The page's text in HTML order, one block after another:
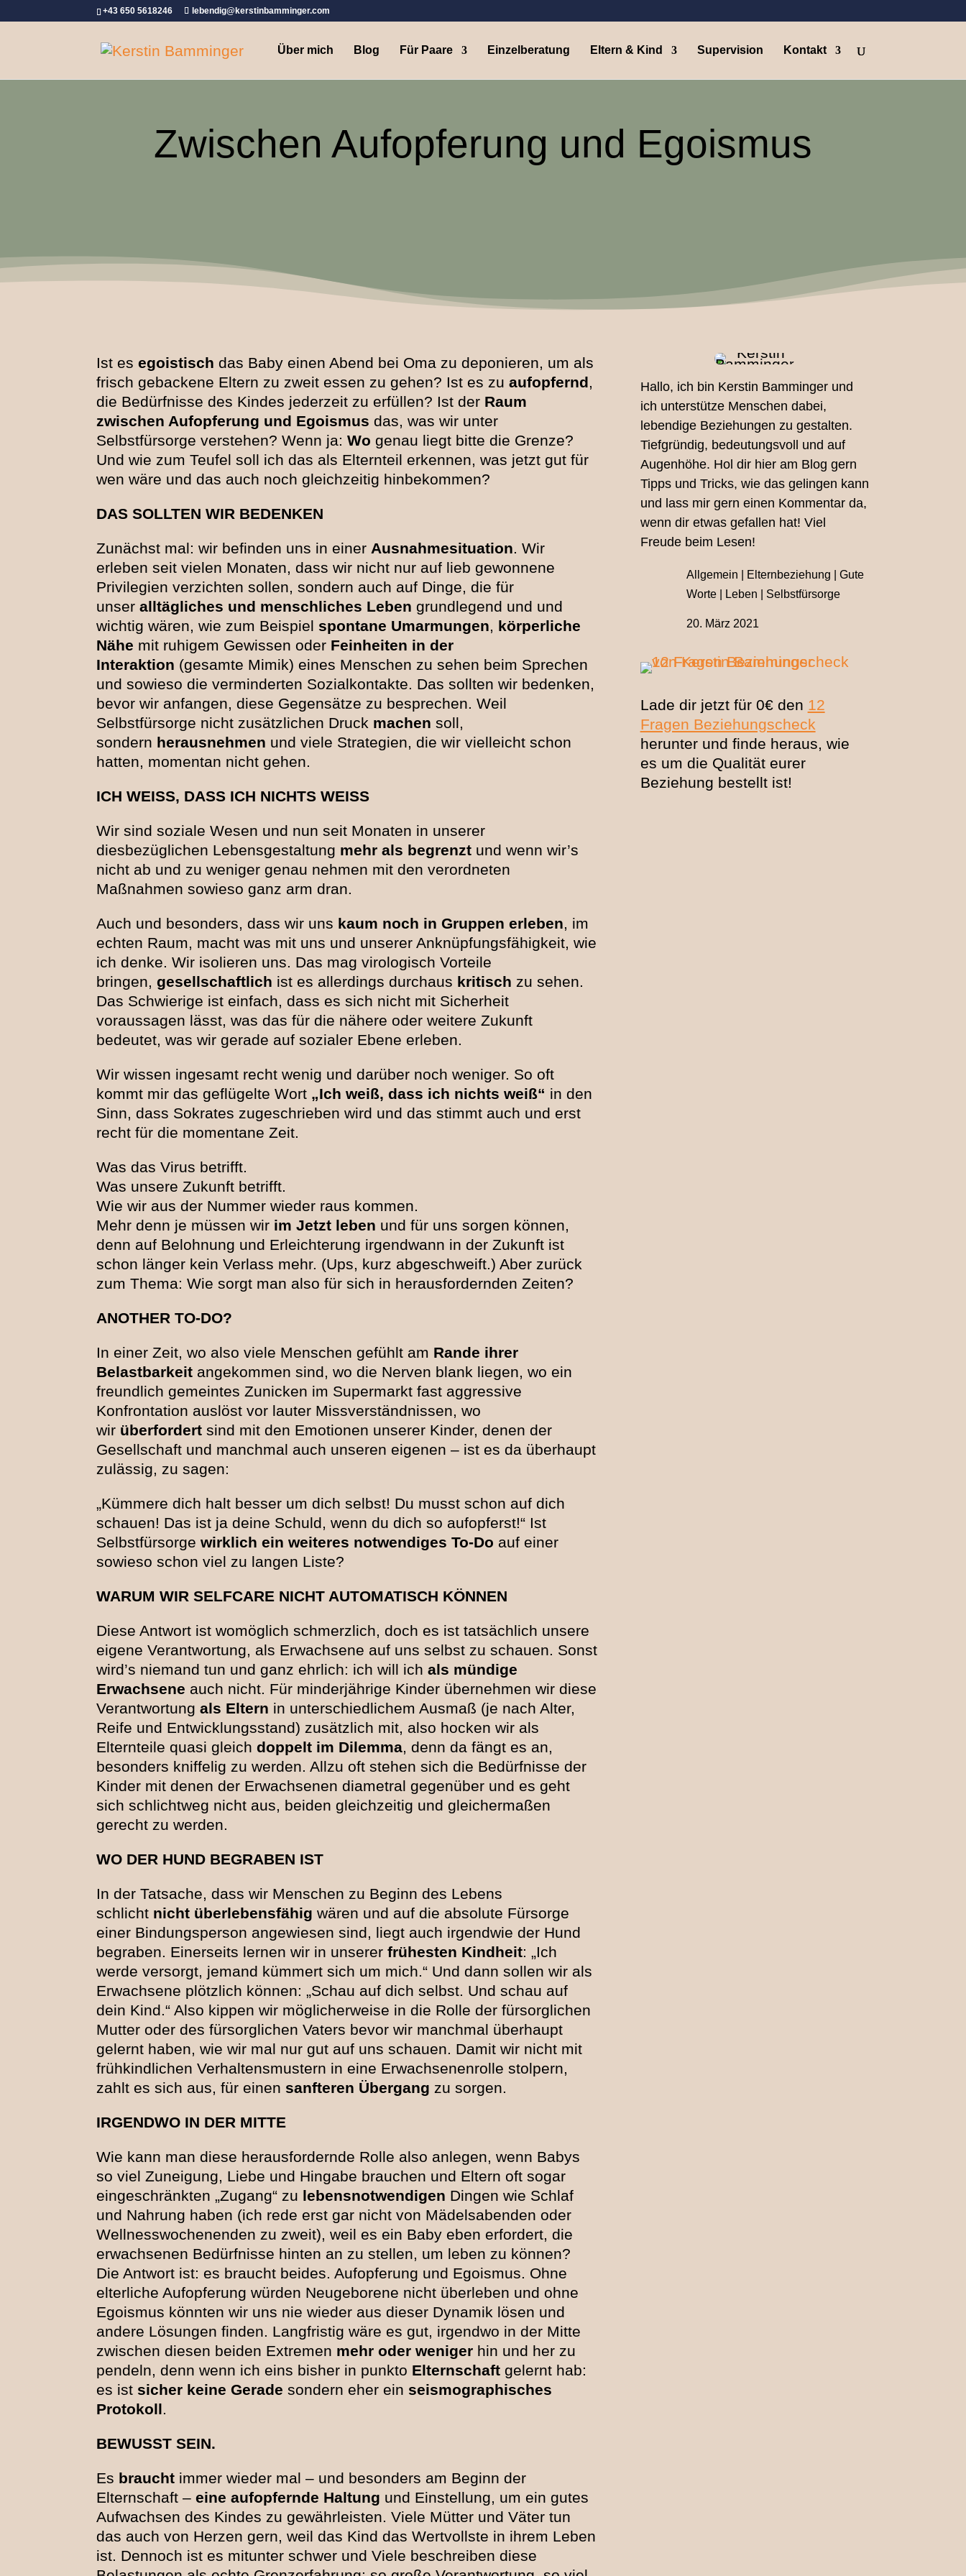
+43 650 5618246 lebendig@kerstinbamminger.com
Über mich Blog Für Paare Einzelberatung Eltern & Kind Supervision Kontakt
Zwischen Aufopferung und Egoismus
Ist esegoistisch das Baby einen Abend bei Oma zu deponieren, um als
frisch gebackene Eltern zu zweit essen zu gehen? Ist es zuaufopfernd,
die Bedürfnisse des Kindes jederzeit zu erfüllen? Ist der Raum
zwischen Aufopferung und Egoismus das, was wir unter
Selbstfürsorge verstehen? Wenn ja:Wo genau liegt bitte die Grenze?
Und wie zum Teufel soll ich das als Elternteil erkennen, was jetzt gut für
wen wäre und das auch noch gleichzeitig hinbekommen?
DAS SOLLTEN WIR BEDENKEN
Zunächst mal: wir befinden uns in einer Ausnahmesituation. Wir
erleben seit vielen Monaten, dass wir nicht nur auf lieb gewonnene
Privilegien verzichten sollen, sondern auch auf Dinge, die für
unseralltägliches und menschliches Leben grundlegend und und
wichtig wären, wie zum Beispiel spontane Umarmungen, körperliche
Nähe mit ruhigem Gewissen oder Feinheiten in der
Interaktion (gesamte Mimik) eines Menschen zu sehen beim Sprechen
und sowieso die verminderten Sozialkontakte. Das sollten wir bedenken,
bevor wir anfangen, diese Gegensätze zu besprechen. Weil
Selbstfürsorge nicht zusätzlichen Druck machen soll,
sondern herausnehmen und viele Strategien, die wir vielleicht schon
hatten, momentan nicht gehen.
ICH WEISS, DASS ICH NICHTS WEISS
Wir sind soziale Wesen und nun seit Monaten in unserer
diesbezüglichen Lebensgestaltung mehr als begrenzt und wenn wir’s
nicht ab und zu weniger genau nehmen mit den verordneten
Maßnahmen sowieso ganz arm dran.
Auch und besonders, dass wir uns kaum noch in Gruppen erleben, im
echten Raum, macht was mit uns und unserer Anknüpfungsfähigkeit, wie
ich denke. Wir isolieren uns. Das mag virologisch Vorteile
bringen,gesellschaftlich ist es allerdings durchaus kritisch zu sehen.
Das Schwierige ist einfach, dass es sich nicht mit Sicherheit
voraussagen lässt, was das für die nähere oder weitere Zukunft
bedeutet, was wir gerade auf sozialer Ebene erleben.
Wir wissen ingesamt recht wenig und darüber noch weniger. So oft
kommt mir das geflügelte Wort „Ich weiß, dass ich nichts weiß“ in den
Sinn, dass Sokrates zugeschrieben wird und das stimmt auch und erst
recht für die momentane Zeit.
Was das Virus betrifft.
Was unsere Zukunft betrifft.
Wie wir aus der Nummer wieder raus kommen.
Mehr denn je müssen wir im Jetzt leben und für uns sorgen können,
denn auf Belohnung und Erleichterung irgendwann in der Zukunft ist
schon länger kein Verlass mehr. (Ups, kurz abgeschweift.) Aber zurück
zum Thema: Wie sorgt man also für sich in herausfordernden Zeiten?
ANOTHER TO-DO?
In einer Zeit, wo also viele Menschen gefühlt am Rande ihrer
Belastbarkeit angekommen sind, wo die Nerven blank liegen, wo ein
freundlich gemeintes Zunicken im Supermarkt fast aggressive
Konfrontation auslöst vor lauter Missverständnissen, wo
wir überfordert sind mit den Emotionen unserer Kinder, denen der
Gesellschaft und manchmal auch unseren eigenen – ist es da überhaupt
zulässig, zu sagen:
„Kümmere dich halt besser um dich selbst! Du musst schon auf dich
schauen! Das ist ja deine Schuld, wenn du dich so aufopferst!“ Ist
Selbstfürsorgewirklich ein weiteres notwendiges To-Do auf einer
sowieso schon viel zu langen Liste?
WARUM WIR SELFCARE NICHT AUTOMATISCH KÖNNEN
Diese Antwort ist womöglich schmerzlich, doch es ist tatsächlich unsere
eigene Verantwortung, als Erwachsene auf uns selbst zu schauen. Sonst
wird’s niemand tun und ganz ehrlich: ich will ichals mündige
Erwachsene auch nicht. Für minderjährige Kinder übernehmen wir diese
Verantwortungals Eltern in unterschiedlichem Ausmaß (je nach Alter,
Reife und Entwicklungsstand) zusätzlich mit, also hocken wir als
Elternteile quasi gleichdoppelt im Dilemma, denn da fängt es an,
besonders kniffelig zu werden. Allzu oft stehen sich die Bedürfnisse der
Kinder mit denen der Erwachsenen diametral gegenüber und es geht
sich schlichtweg nicht aus, beiden gleichzeitig und gleichermaßen
gerecht zu werden.
WO DER HUND BEGRABEN IST
In der Tatsache, dass wir Menschen zu Beginn des Lebens
schlicht nicht überlebensfähig wären und auf die absolute Fürsorge
einer Bindungsperson angewiesen sind, liegt auch irgendwie der Hund
begraben. Einerseits lernen wir in unsererfrühesten Kindheit: „Ich
werde versorgt, jemand kümmert sich um mich.“ Und dann sollen wir als
Erwachsene plötzlich können: „Schau auf dich selbst. Und schau auf
dein Kind.“ Also kippen wir möglicherweise in die Rolle der fürsorglichen
Mutter oder des fürsorglichen Vaters bevor wir manchmal überhaupt
gelernt haben, wie wir mal nur gut auf uns schauen. Damit wir nicht mit
frühkindlichen Verhaltensmustern in eine Erwachsenenrolle stolpern,
zahlt es sich aus, für einen sanfteren Übergang zu sorgen.
IRGENDWO IN DER MITTE
Wie kann man diese herausfordernde Rolle also anlegen, wenn Babys
so viel Zuneigung, Liebe und Hingabe brauchen und Eltern oft sogar
eingeschränkten „Zugang“ zu lebensnotwendigen Dingen wie Schlaf
und Nahrung haben (ich rede erst gar nicht von Mädelsabenden oder
Wellnesswochenenden zu zweit), weil es ein Baby eben erfordert, die
erwachsenen Bedürfnisse hinten an zu stellen, um leben zu können?
Die Antwort ist: es braucht beides. Aufopferung und Egoismus. Ohne
elterliche Aufopferung würden Neugeborene nicht überleben und ohne
Egoismus könnten wir uns nie wieder aus dieser Dynamik lösen und
andere Lösungen finden. Langfristig wäre es gut, irgendwo in der Mitte
zwischen diesen beiden Extremen mehr oder weniger hin und her zu
pendeln, denn wenn ich eins bisher in punkto Elternschaft gelernt hab:
es ist sicher keine Gerade sondern eher ein seismographisches
Protokoll.
BEWUSST SEIN.
Es braucht immer wieder mal – und besonders am Beginn der
Elternschaft –eine aufopfernde Haltung und Einstellung, um ein gutes
Aufwachsen des Kindes zu gewährleisten. Viele Mütter und Väter tun
das auch von Herzen gern, weil das Kind das Wertvollste in ihrem Leben
ist. Dennoch ist es mitunter schwer und Viele beschreiben diese
Hallo, ich bin Kerstin Bamminger und
ich unterstütze Menschen dabei,
lebendige Beziehungen zu gestalten.
Tiefgründig, bedeutungsvoll und auf
Augenhöhe. Hol dir hier am Blog gern
Tipps und Tricks, wie das gelingen kann
und lass mir gern einen Kommentar da,
wenn dir etwas gefallen hat! Viel
Freude beim Lesen!
Allgemein Elternbeziehung |Gute
Worte
Leben Selbstfürsorge
20. März 2021
Lade dir jetzt für 0€ den 12
Fragen Beziehungscheck
herunter und finde heraus, wie
es um die Qualität eurer
Beziehung bestellt ist!